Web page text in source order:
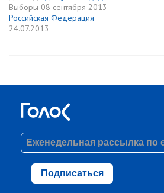
Выборы 08 сентября 2013
Российская Федерация
24.07.2013
Подписаться